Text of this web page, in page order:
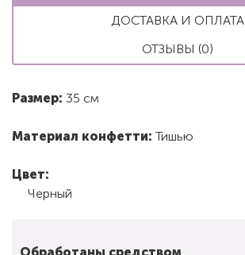
ДОСТАВКА И ОПЛАТА
ОТЗЫВЫ (0)
Размер: 35 см
Материал конфетти: Тишью
Цвет:
Черный